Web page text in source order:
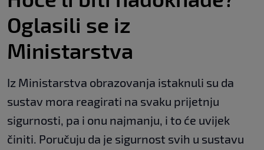
Oglasili se iz
Ministarstva
Iz Ministarstva obrazovanja istaknuli su da
sustav mora reagirati na svaku prijetnju
sigurnosti, pa i onu najmanju, i to će uvijek
činiti. Poručuju da je sigurnost svih u sustavu